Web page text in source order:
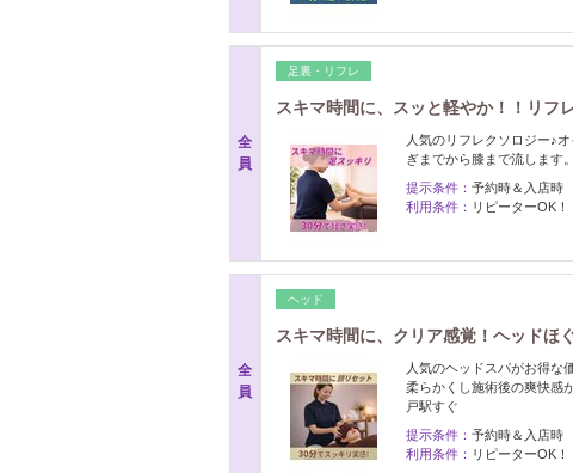
全
員
足裏・リフレ
スキマ時間に、スッと軽やか！！リフ
人気のリフレクソロジー♪
ぎまでから膝まで流しま
提示条件： 予約時＆入店時
利用条件： リピーターOK！
全
員
ヘッド
スキマ時間に、クリア感覚！ヘッドほ
人気のヘッドスパがお得な
柔らかくし施術後の爽快感
戸駅すぐ
提示条件： 予約時＆入店時
利用条件： リピーターOK！